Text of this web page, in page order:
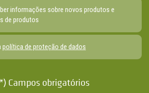
informações sobre novos produtos e
de produtos
política de proteção de dados
Campos obrigatórios